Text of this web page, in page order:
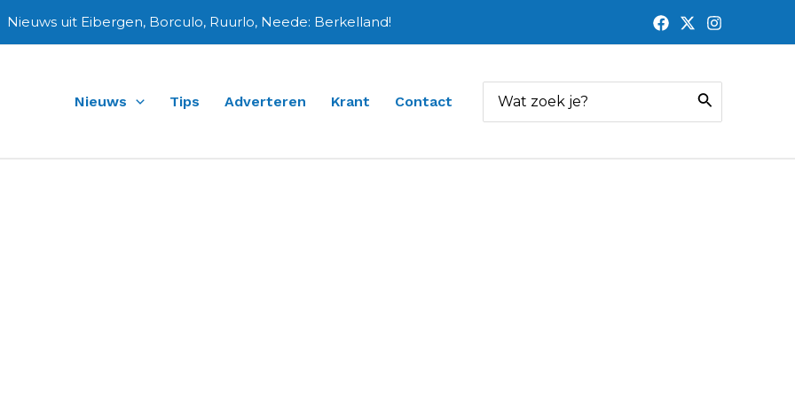
Nieuws uit Eibergen, Borculo, Ruurlo, Neede: Berkelland!
Nieuws Tips Adverteren Krant Contact
naar: